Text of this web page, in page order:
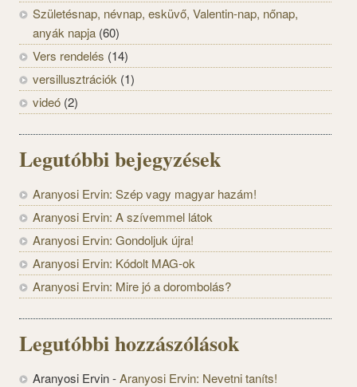
Születésnap, névnap, esküvő, Valentin-nap, nőnap,
anyák napja (60)
Vers rendelés (14)
versillusztrációk (1)
videó (2)
Legutóbbi bejegyzések
Aranyosi Ervin: Szép vagy magyar hazám!
Aranyosi Ervin: A szívemmel látok
Aranyosi Ervin: Gondoljuk újra!
Aranyosi Ervin: Kódolt MAG-ok
Aranyosi Ervin: Mire jó a dorombolás?
Legutóbbi hozzászólások
Aranyosi Ervin-Aranyosi Ervin: Nevetni taníts!